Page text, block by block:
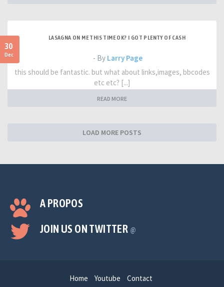
30
Dec
LASAGNA ON ME THIS TIME OK? I GOT PLENTY OF CASH
- By Larry Page
this should be fantastic. but what about links,images, bbcodes
etc etc? [...]
READ MORE
LOAD MORE POSTS
A PROPOS
JOIN US ON TWITTER @
Home Youtube Contact